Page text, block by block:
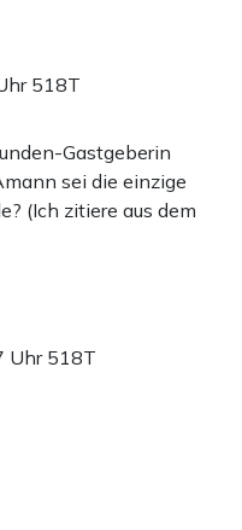
518T
Gastgeberin
sei die einzige
(Ich zitiere aus dem
Uhr 518T